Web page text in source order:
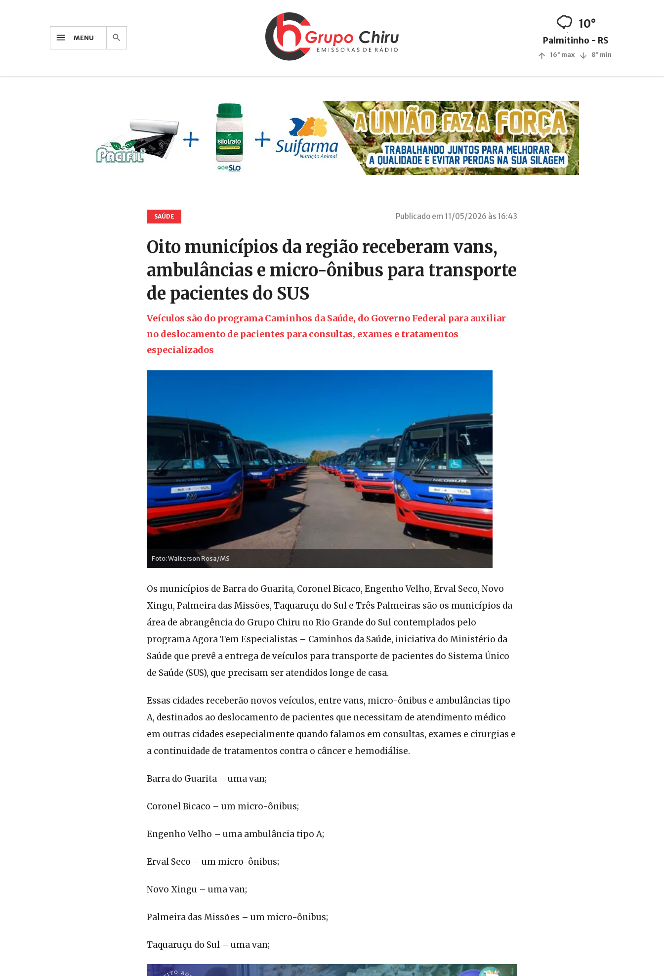
MENU
10°
Palmitinho - RS
16° max 8° min
SAÚDE Publicado em 11/05/2026 às 16:43
Oito municípios da região receberam vans,
ambulâncias e micro-ônibus para transporte
de pacientes do SUS
Veículos são do programa Caminhos da Saúde, do Governo Federal para auxiliar
no deslocamento de pacientes para consultas, exames e tratamentos
especializados
Foto: Walterson Rosa/MS
Os municípios de Barra do Guarita, Coronel Bicaco, Engenho Velho, Erval Seco, Novo
Xingu, Palmeira das Missões, Taquaruçu do Sul e Três Palmeiras são os municípios da
área de abrangência do Grupo Chiru no Rio Grande do Sul contemplados pelo
programa Agora Tem Especialistas – Caminhos da Saúde, iniciativa do Ministério da
Saúde que prevê a entrega de veículos para transporte de pacientes do Sistema Único
de Saúde (SUS), que precisam ser atendidos longe de casa.
Essas cidades receberão novos veículos, entre vans, micro-ônibus e ambulâncias tipo
A, destinados ao deslocamento de pacientes que necessitam de atendimento médico
em outras cidades esepecialmente quando falamos em consultas, exames e cirurgias e
a continuidade de tratamentos contra o câncer e hemodiálise.
Barra do Guarita – uma van;
Coronel Bicaco – um micro-ônibus;
Engenho Velho – uma ambulância tipo A;
Erval Seco – um micro-ônibus;
Novo Xingu – uma van;
Palmeira das Missões – um micro-ônibus;
Taquaruçu do Sul – uma van;